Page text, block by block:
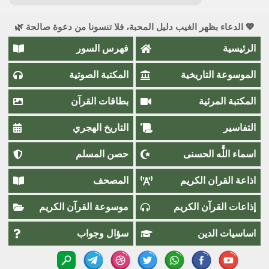
💖 الدعاء بظهر الغيب دليل المحبة، فلا تنسونا من دعوة صالحة 🌿
الرئيسية فهرس السور
الموسوعة التاريخية المكتبة الصوتية
المكتبة المرئية بطاقات القرآن
التفاسير التاريخ الهجري
اسماء اللَّٰه الحسنى حصن المسلم
اذاعة القران الكريم المصحف
إذاعات القرآن الكريم موسوعة القرآن الكريم
اساسيات الدين سؤال وجواب